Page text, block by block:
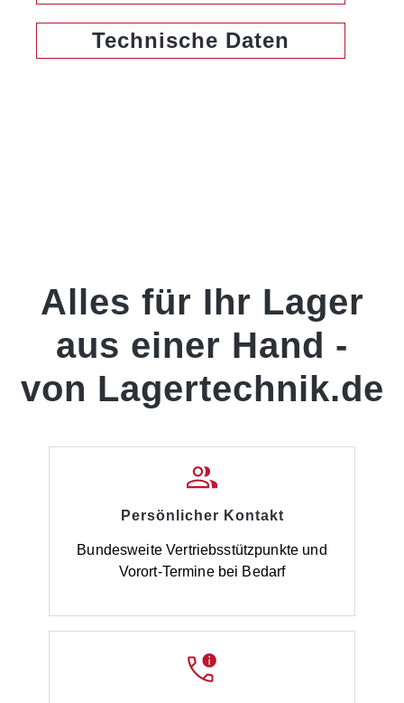
Technische Daten
Alles für Ihr Lager
aus einer Hand -
von Lagertechnik.de
Persönlicher Kontakt
Bundesweite Vertriebsstützpunkte und
Vorort-Termine bei Bedarf